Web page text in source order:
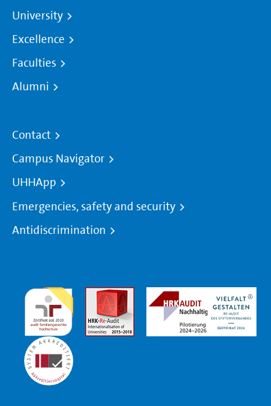
University
Excellence
Faculties
Alumni
Contact
Campus Navigator
UHHApp
Emergencies, safety and security
Antidiscrimination